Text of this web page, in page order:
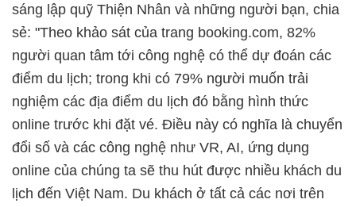
sáng lập quỹ Thiện Nhân và những người bạn, chia
sẻ: "Theo khảo sát của trang booking.com, 82%
người quan tâm tới công nghệ có thể dự đoán các
điểm du lịch; trong khi có 79% người muốn trải
nghiệm các địa điểm du lịch đó bằng hình thức
online trước khi đặt vé. Điều này có nghĩa là chuyển
đổi số và các công nghệ như VR, AI, ứng dụng
online của chúng ta sẽ thu hút được nhiều khách du
lịch đến Việt Nam. Du khách ở tất cả các nơi trên